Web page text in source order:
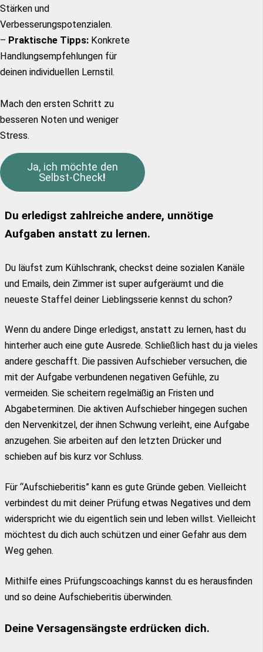
Stärken und
Verbesserungspotenzialen.
– Praktische Tipps: Konkrete
Handlungsempfehlungen für
deinen individuellen Lernstil.
Mach den ersten Schritt zu
besseren Noten und weniger
Stress.
Ja, ich möchte den
Selbst-Check!
Du erledigst zahlreiche andere, unnötige
Aufgaben anstatt zu lernen.
Du läufst zum Kühlschrank, checkst deine sozialen Kanäle
und Emails, dein Zimmer ist super aufgeräumt und die
neueste Staffel deiner Lieblingsserie kennst du schon?
Wenn du andere Dinge erledigst, anstatt zu lernen, hast du
hinterher auch eine gute Ausrede. Schließlich hast du ja vieles
andere geschafft. Die passiven Aufschieber versuchen, die
mit der Aufgabe verbundenen negativen Gefühle, zu
vermeiden. Sie scheitern regelmäßig an Fristen und
Abgabeterminen. Die aktiven Aufschieber hingegen suchen
den Nervenkitzel, der ihnen Schwung verleiht, eine Aufgabe
anzugehen. Sie arbeiten auf den letzten Drücker und
schieben auf bis kurz vor Schluss.
Für “Aufschieberitis” kann es gute Gründe geben. Vielleicht
verbindest du mit deiner Prüfung etwas Negatives und dem
widerspricht wie du eigentlich sein und leben willst. Vielleicht
möchtest du dich auch schützen und einer Gefahr aus dem
Weg gehen.
Mithilfe eines Prüfungscoachings kannst du es herausfinden
und so deine Aufschieberitis überwinden.
Deine Versagensängste erdrücken dich.